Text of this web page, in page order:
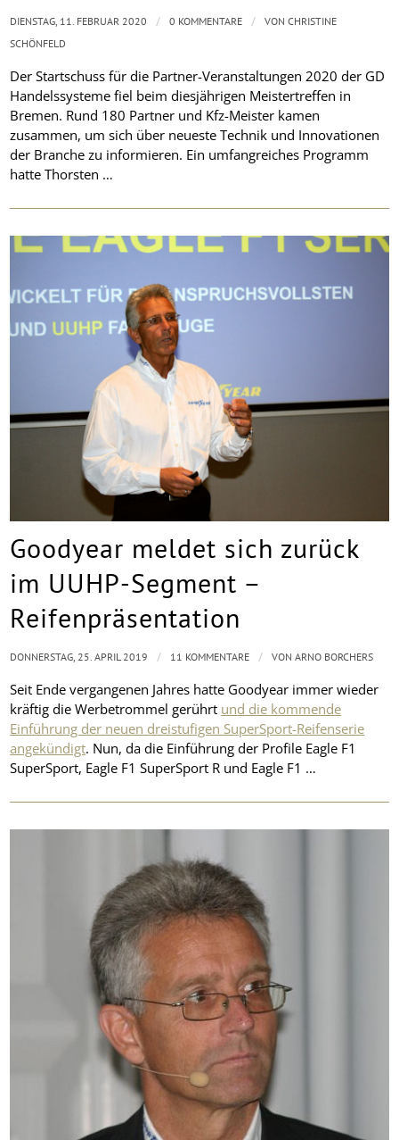
Der Startschuss für die Partner-Veranstaltungen 2020 der GD
Handelssysteme fiel beim diesjährigen Meistertreffen in
Bremen. Rund 180 Partner und Kfz-Meister kamen
zusammen, um sich über neueste Technik und Innovationen
der Branche zu informieren. Ein umfangreiches Programm
hatte Thorsten …
DIENSTAG, 11. FEBRUAR 2020 / 0 KOMMENTARE / VONCHRISTINE
SCHÖNFELD
Goodyear meldet sich zurück
im UUHP-Segment –
Reifenpräsentation
Seit Ende vergangenen Jahres hatte Goodyear immer wieder
kräftig die Werbetrommel gerührt und die kommende
Einführung der neuen dreistufigen SuperSport-Reifenserie
angekündigt. Nun, da die Einführung der Profile Eagle F1
SuperSport, Eagle F1 SuperSport R und Eagle F1 …
DONNERSTAG, 25. APRIL 2019 / 11 KOMMENTARE / VONARNO BORCHERS